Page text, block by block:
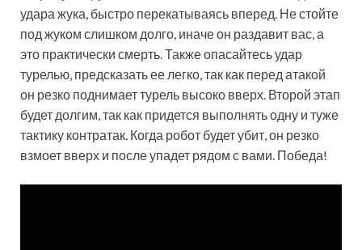
удара жука, быстро перекатываясь вперед. Не стойте
под жуком слишком долго, иначе он раздавит вас, а
это практически смерть. Также опасайтесь удар
турелью, предсказать ее легко, так как перед атакой
он резко поднимает турель высоко вверх. Второй этап
будет долгим, так как придется выполнять одну и туже
тактику контратак. Когда робот будет убит, он резко
взмоет вверх и после упадет рядом с вами. Победа!